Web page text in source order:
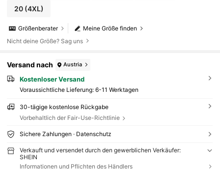
20(4XL)
Meine Größe finden
Größenberater
Nicht deine Größe? Sag uns
Versand nach Austria
Kostenloser Versand
Voraussichtliche Lieferung: 6-11 Werktagen
30-tägige kostenlose Rückgabe
Vorbehaltlich der Fair-Use-Richtlinie
Sichere Zahlungen · Datenschutz
Verkauft und versendet durch den gewerblichen Verkäufer:
SHEIN
Informationen und Pflichten des Händlers